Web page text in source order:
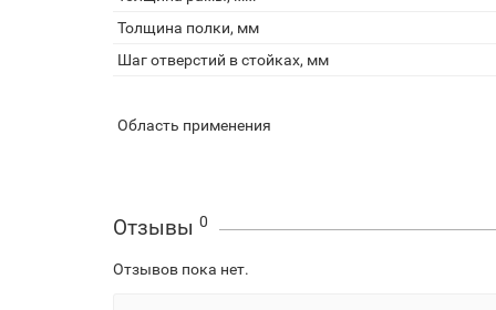
Толщина полки, мм
Шаг отверстий в стойках, мм
Область применения
Отзывы 0
Отзывов пока нет.